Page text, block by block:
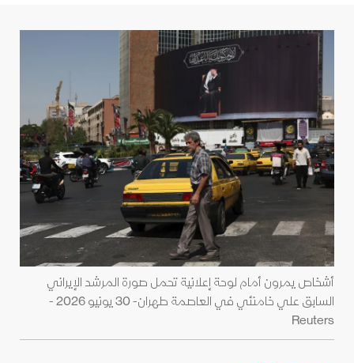
أشخاص يمرون أمام لوحة إعلانية تحمل صورة المرشد الإيراني
السابق علي خامنئي في العاصمة طهران- 30 يونيو 2026 -
Reuters